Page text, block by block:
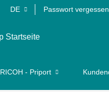
DE Passwort vergessen
RICOH - Priport